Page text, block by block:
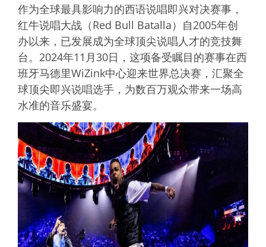
作为全球最具影响力的西语说唱即兴对决赛事，
红牛说唱大战（Red Bull Batalla）自2005年创
办以来，已发展成为全球顶尖说唱人才的竞技舞
台。2024年11月30日，这项备受瞩目的赛事在西
班牙马德里WiZink中心迎来世界总决赛，汇聚全
球顶尖即兴说唱选手，为数百万观众带来一场高
水准的音乐盛宴。